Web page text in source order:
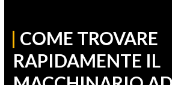
| COME TROVARE
RAPIDAMENTE IL